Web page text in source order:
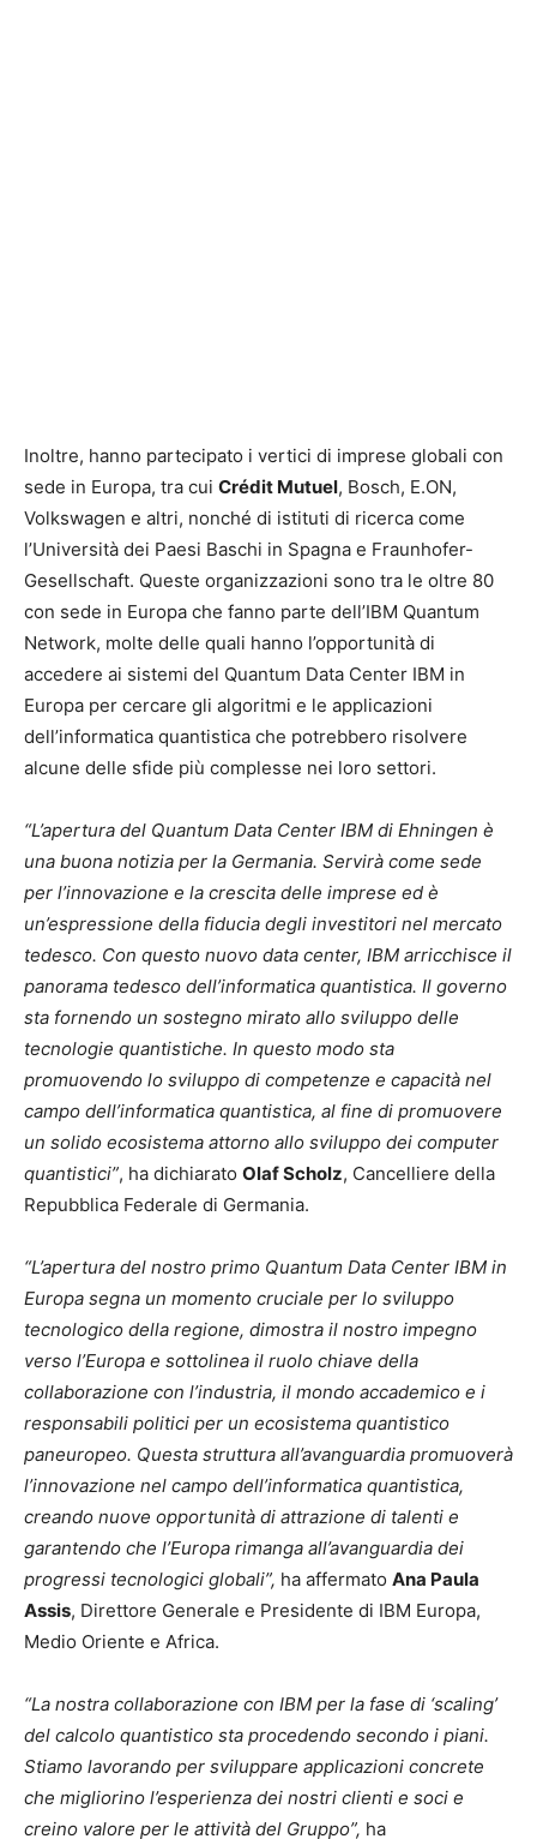
Inoltre, hanno partecipato i vertici di imprese globali con
sede in Europa, tra cui Crédit Mutuel, Bosch, E.ON,
Volkswagen e altri, nonché di istituti di ricerca come
l’Università dei Paesi Baschi in Spagna e Fraunhofer-
Gesellschaft. Queste organizzazioni sono tra le oltre 80
con sede in Europa che fanno parte dell’IBM Quantum
Network, molte delle quali hanno l’opportunità di
accedere ai sistemi del Quantum Data Center IBM in
Europa per cercare gli algoritmi e le applicazioni
dell’informatica quantistica che potrebbero risolvere
alcune delle sfide più complesse nei loro settori.
“L’apertura del Quantum Data Center IBM di Ehningen è
una buona notizia per la Germania. Servirà come sede
per l’innovazione e la crescita delle imprese ed è
un’espressione della fiducia degli investitori nel mercato
tedesco. Con questo nuovo data center, IBM arricchisce il
panorama tedesco dell’informatica quantistica. Il governo
sta fornendo un sostegno mirato allo sviluppo delle
tecnologie quantistiche. In questo modo sta
promuovendo lo sviluppo di competenze e capacità nel
campo dell’informatica quantistica, al fine di promuovere
un solido ecosistema attorno allo sviluppo dei computer
quantistici”, ha dichiarato Olaf Scholz, Cancelliere della
Repubblica Federale di Germania.
“L’apertura del nostro primo Quantum Data Center IBM in
Europa segna un momento cruciale per lo sviluppo
tecnologico della regione, dimostra il nostro impegno
verso l’Europa e sottolinea il ruolo chiave della
collaborazione con l’industria, il mondo accademico e i
responsabili politici per un ecosistema quantistico
paneuropeo. Questa struttura all’avanguardia promuoverà
l’innovazione nel campo dell’informatica quantistica,
creando nuove opportunità di attrazione di talenti e
garantendo che l’Europa rimanga all’avanguardia dei
progressi tecnologici globali”, ha affermato Ana Paula
Assis, Direttore Generale e Presidente di IBM Europa,
Medio Oriente e Africa.
“La nostra collaborazione con IBM per la fase di ‘scaling’
del calcolo quantistico sta procedendo secondo i piani.
Stiamo lavorando per sviluppare applicazioni concrete
che migliorino l’esperienza dei nostri clienti e soci e
creino valore per le attività del Gruppo”, ha